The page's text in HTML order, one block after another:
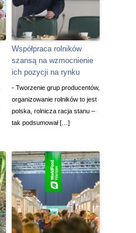
Współpraca rolników
szansą na wzmocnienie
ich pozycji na rynku
- Tworzenie grup producentów,
organizowanie rolników to jest
polska, rolnicza racja stanu –
tak podsumował […]